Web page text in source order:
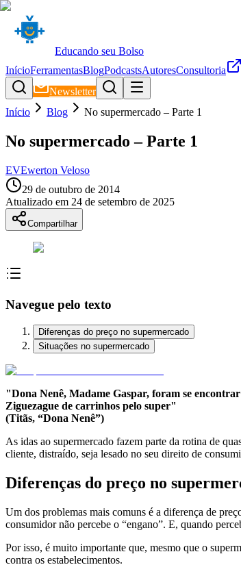
Educando seu Bolso
InícioFerramentasBlogPodcastsAutoresConsultoria
Newsletter
Início
Blog No supermercado – Parte 1
No supermercado – Parte 1
EVEwerton Veloso
29 de outubro de 2014
Atualizado em 24 de setembro de 2025
Compartilhar
Navegue pelo texto
Diferenças do preço no supermercado
Situações no supermercado
"Dona Nenê, Madame Gaspar, foram se
Ziguezague de carrinhos pelo super"
(Titãs, “Dona Nenê”)
As idas ao supermercado fazem parte da rotina de
cliente, distraído, seja lesado no seu direito de
Diferenças do preço no
Um dos problemas mais comuns é a diferença de
consumidor não percebe o “engano”. E, quando
Por isso, é muito importante que, mesmo que o
contra os estabelecimentos.